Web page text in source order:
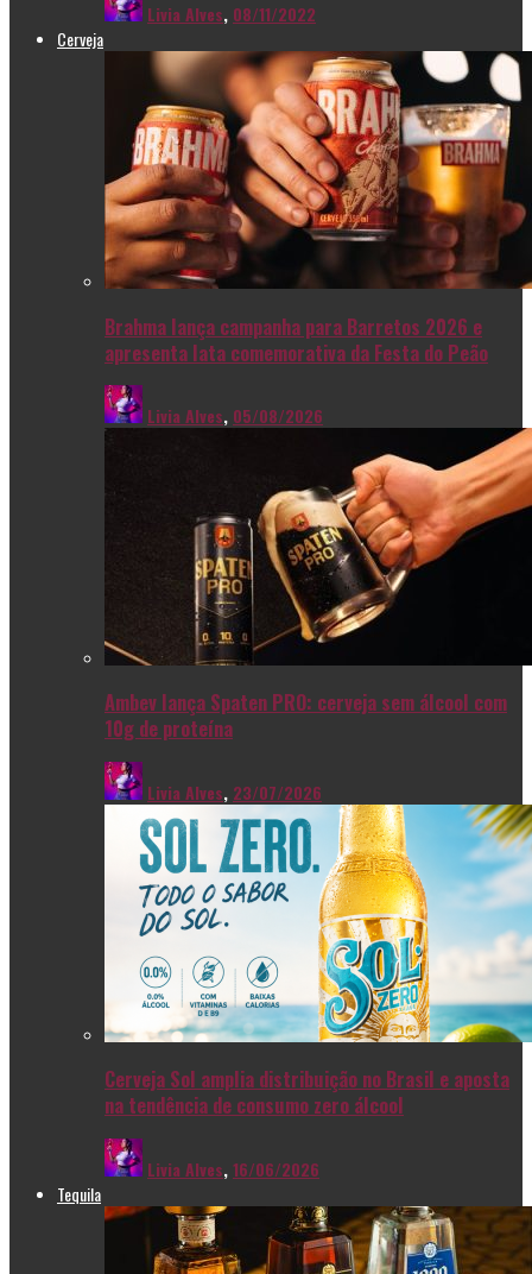
Livia Alves, 08/11/2022
Cerveja
Brahma lança campanha para Barretos 2026 e
apresenta lata comemorativa da Festa do Peão
Livia Alves, 05/08/2026
Ambev lança Spaten PRO: cerveja sem álcool com
10g de proteína
Livia Alves, 23/07/2026
Cerveja Sol amplia distribuição no Brasil e aposta
na tendência de consumo zero álcool
Livia Alves,16/06/2026
Tequila